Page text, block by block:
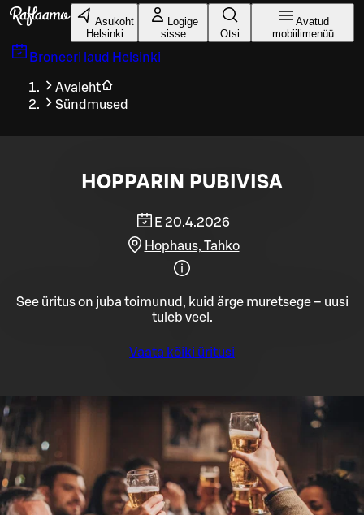
Liigu peamise sisu juurde
Asukoht
Helsinki
Logige
sisse
Otsi
Avatud
mobiilimenüü
Broneeri laud Helsinki
Avaleht
Sündmused
HOPPARIN PUBIVISA
E 20.4.2026
Hophaus, Tahko
See üritus on juba toimunud, kuid ärge muretsege – uusi
tuleb veel.
Vaata kõiki üritusi